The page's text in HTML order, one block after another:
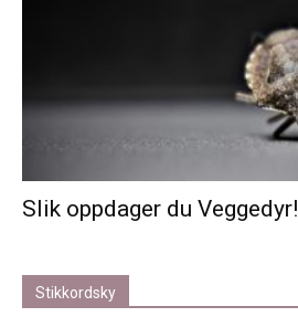
Slik oppdager du Veggedyr!
Stikkordsky